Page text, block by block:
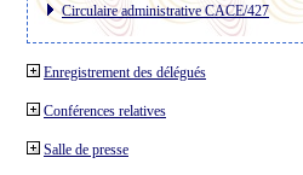
Circulaire administrative CACE/427
Enregistrement des délégués
Conférences relatives
Salle de presse